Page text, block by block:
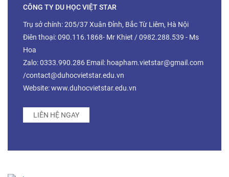
CÔNG TY DU HỌC VIỆT STAR
Trụ sở chính: 205/37 Xuân Đỉnh, Bắc Từ Liêm, Hà Nội
Điên thoại: 090.116.1868- Mr Khiet / 0982.288.539 - Ms
Hoa
Zalo: 0333.990.286 Email: hoapham.vietstar@gmail.com
/contact@duhocvietstar.edu.vn
Website: www.duhocvietstar.edu.vn
LIÊN HỆ NGAY